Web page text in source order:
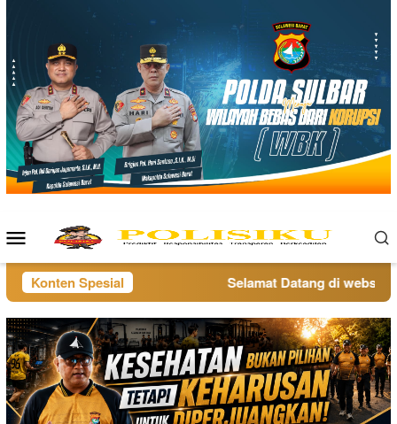
Menu
Mobile
Konten Spesial Selamat Datang di website